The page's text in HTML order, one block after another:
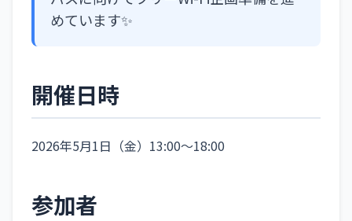
めています✨
開催日時
2026年5月1日（金）13:00〜18:00
参加者